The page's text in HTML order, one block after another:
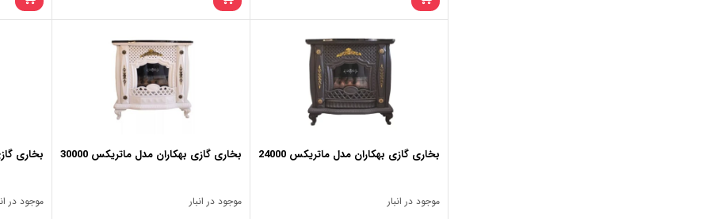
بخاری گازی بهکاران مدل ماتریکس 24000
موجود در انبار
بخاری گازی بهکاران مدل ماتریکس 30000
موجود در انبار
بخاری گازی
موجود در